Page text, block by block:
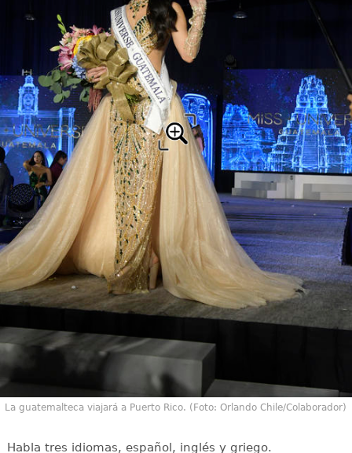
La guatemalteca viajará a Puerto Rico. (Foto: Orlando Chile/Colaborador)
Habla tres idiomas, español, inglés y griego.